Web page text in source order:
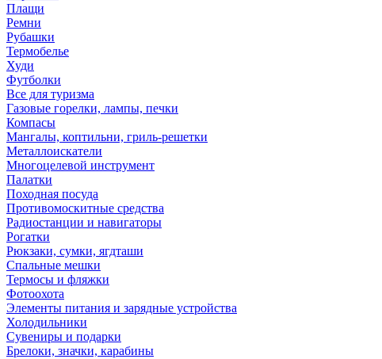
Плащи
Ремни
Рубашки
Термобелье
Худи
Футболки
Все для туризма
Газовые горелки, лампы, печки
Компасы
Мангалы, коптильни, гриль-решетки
Металлоискатели
Многоцелевой инструмент
Палатки
Походная посуда
Противомоскитные средства
Радиостанции и навигаторы
Рогатки
Рюкзаки, сумки, ягдташи
Спальные мешки
Термосы и фляжки
Фотоохота
Элементы питания и зарядные устройства
Холодильники
Сувениры и подарки
Брелоки, значки, карабины